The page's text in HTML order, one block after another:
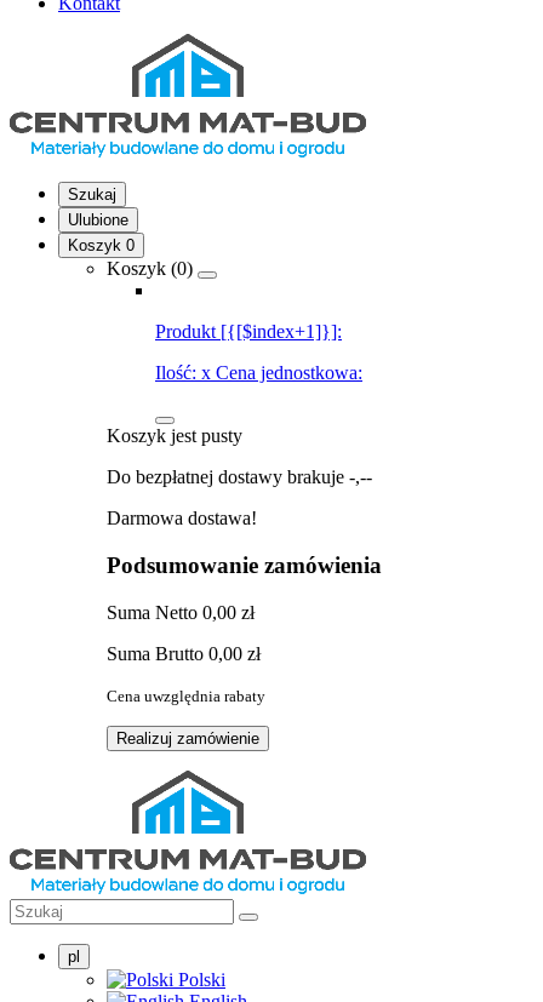
Szukaj
Ulubione
Koszyk 0
Koszyk (0)
Produkt [{[$index+1]}]:
Ilość: x Cena jednostkowa:
Koszyk jest pusty
Do bezpłatnej dostawy brakuje -,--
Darmowa dostawa!
Podsumowanie zamówienia
Suma Netto 0,00 zł
Suma Brutto 0,00 zł
Cena uwzględnia rabaty
Realizuj zamówienie
pl
Polski